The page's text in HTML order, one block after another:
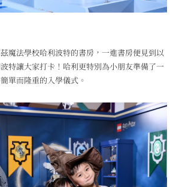
魔法學校哈利波特的書房，一進書房便見到以
特讓大家打卡！哈利更特別為小朋友準備了一
單而隆重的入學儀式。